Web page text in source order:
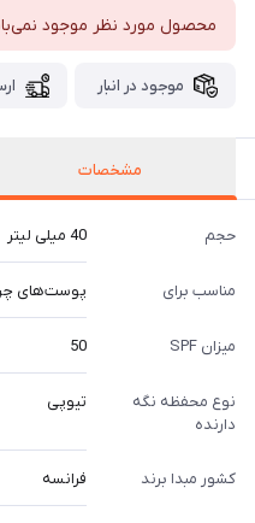
محصول مورد نظر موجود
موجود در انبار
مشخصات
حجم 40 میلی لیتر
مناسب برای پوست‌های
میزان SPF 50
نوع محفظه نگه
دارنده
تیوپی
کشور مبدا برند فرانسه